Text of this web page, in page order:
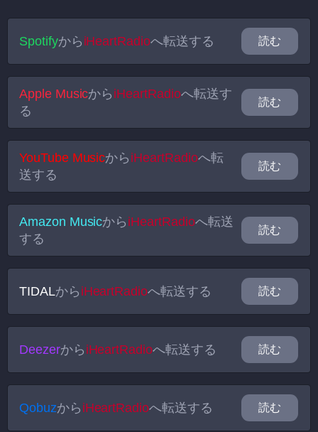
Spotifyから iHeartRadioへ転送する 読む
Apple Musicから iHeartRadioへ転送す
る
読む
YouTube Musicから iHeartRadioへ転
送する
読む
Amazon Musicから iHeartRadioへ転送
する
読む
TIDALから iHeartRadioへ転送する 読む
Deezerから iHeartRadioへ転送する 読む
Qobuzから iHeartRadioへ転送する 読む